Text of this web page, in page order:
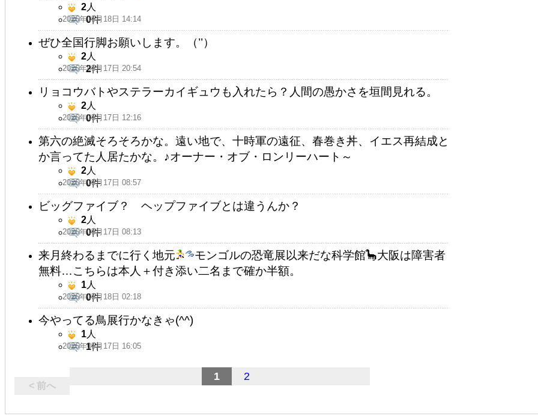
2026年05月18日 14:14
2人
0件
ぜひ全国行脚お願いします。（’’）
2026年05月17日 20:54
2人
2件
リョコウバトやステラーカイギュウも入れたら？人間の愚かさを垣間見れる。
2026年05月17日 12:16
2人
0件
第六の絶滅そろそろかな。遠い地で、十時軍の遠征、春巻き丼、イエス再結成と
か言ってた人居たかな。♪オーナー・オブ・ロンリーハート～
2026年05月17日 08:57
2人
0件
ビッグファイブ？ ヘップファイブとは違うんか？
2026年05月17日 08:13
2人
0件
来月終わるまでに行く地元
モンゴルの恐竜展以来だな科学館🦕大阪は障害者
無料…こちらは本人＋付き添い二名まで確か半額。
2026年05月18日 02:18
1人
0件
今やってる鳥展行かなきゃ(^^)
2026年05月17日 16:05
1人
1件
< 前へ
1 2